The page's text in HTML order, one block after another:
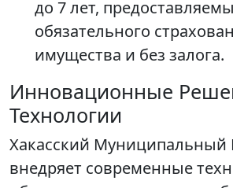
до 7 лет,
обязательного
имущества и без залога.
Инновационные
Технологии
Хакасский Муниципальный
внедряет современные